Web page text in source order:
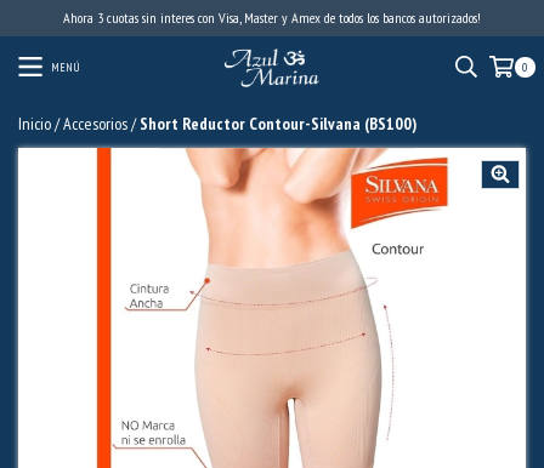
Ahora 3 cuotas sin interes con Visa, Master y Amex de todos los bancos autorizados!
MENÚ 0
Inicio/Accesorios/ Short Reductor Contour-Silvana (BS100)